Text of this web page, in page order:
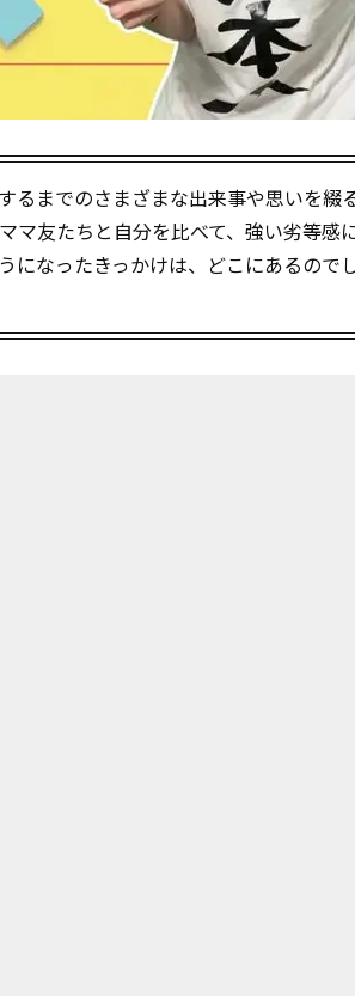
るまでのさまざまな出来事や思いを綴
マ友たちと自分を比べて、強い劣等感
になったきっかけは、どこにあるので